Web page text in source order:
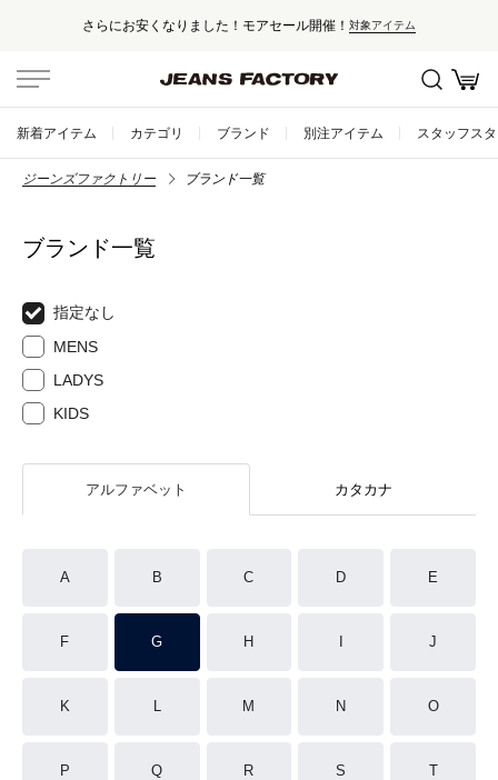
さらにお安くなりました！モアセール開催！ 対象アイテム
新着アイテム カテゴリ ブランド 別注アイテム スタッフス
ジーンズファクトリー ブランド一覧
ブランド一覧
指定なし
MENS
LADYS
KIDS
アルファベット カタカナ
A B C D E
F G H J
K L M N O
P Q R S T